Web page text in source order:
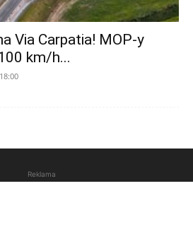
Via Carpatia! MOP-y
km/h...
Reklama